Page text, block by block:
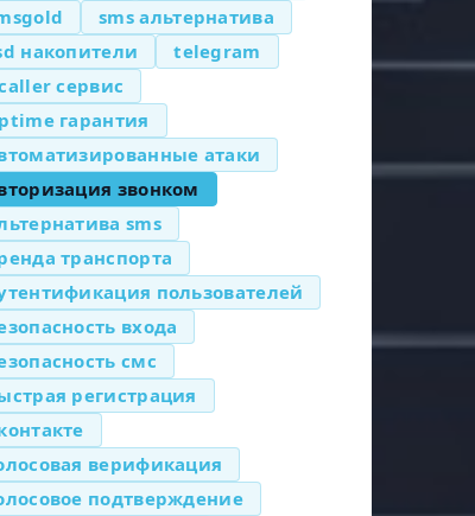
sms альтернатива
накопители
telegram
сервис
гарантия
атаки
звонком
sms
транспорта
пользователей
входа
смс
регистрация
верификация
подтверждение